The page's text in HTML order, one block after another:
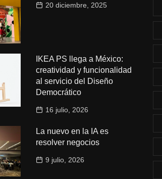
20 diciembre, 2025
IKEA PS llega a México:
creatividad y funcionalidad
al servicio del Diseño
Democrático
16 julio, 2026
La nuevo en la IA es
resolver negocios
9 julio, 2026